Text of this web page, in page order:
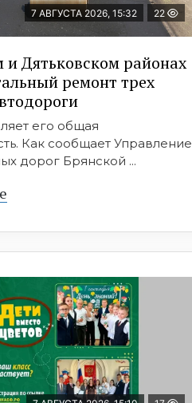
7 АВГУСТА 2026, 15:32 22
и Дятьковском районах
ремонт трех
его общая
Как сообщает Управление
дорог Брянской ...